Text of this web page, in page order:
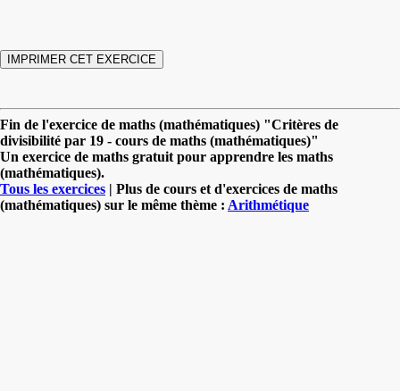
Fin de l'exercice de maths (mathématiques) "Critères de
divisibilité par 19 - cours de maths (mathématiques)"
Un exercice de maths gratuit pour apprendre les maths
(mathématiques).
Tous les exercices | Plus de cours et d'exercices de maths
(mathématiques) sur le même thème : Arithmétique